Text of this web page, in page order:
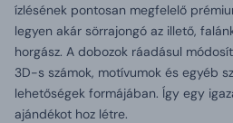
ízlésének pontosan megfelelő
legyen akár sörrajongó az illető,
horgász. A dobozok ráadásul
3D-s számok, motívumok és egyéb
lehetőségek formájában. Így egy
ajándékot hoz létre.